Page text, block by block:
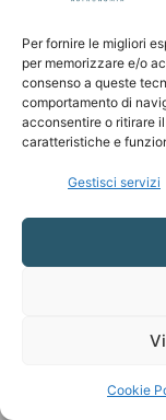
Per fornire le migliori
per memorizzare e/o
consenso a queste
comportamento di
acconsentire o ritirare
caratteristiche e
Gestisci servizi
Cookie